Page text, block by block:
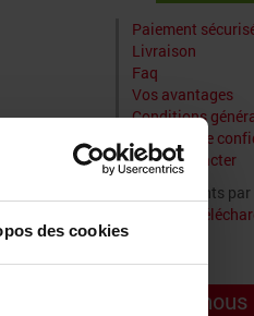
des cookies
Paiement
Livraison
Faq
Vos avantages
Conditions
Politique de
Nous contacter
Pour les paiements
commande
Rejoignez-nous